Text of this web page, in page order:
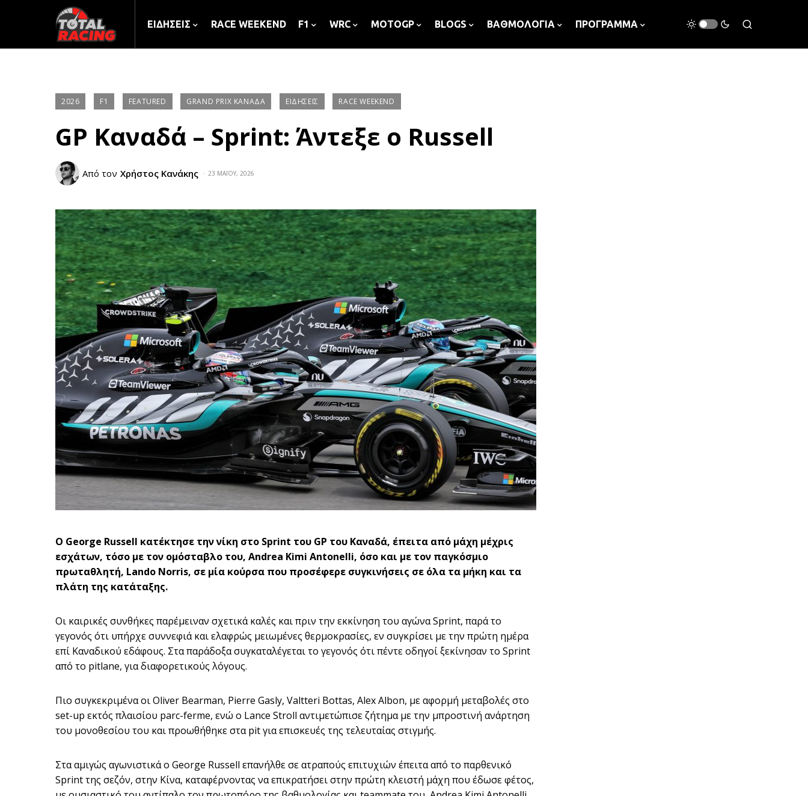
ΕΙΔΉΣΕΙΣ RACE WEEKEND F1 WRC MOTOGP BLOGS ΒΑΘΜΟΛΟΓΙΑ ΠΡΟΓΡΑΜΜΑ
2026 F1 FEATURED GRAND PRIX ΚΑΝΑΔΆ ΕΙΔΉΣΕΙΣ RACE WEEKEND
GP Καναδά – Sprint: Άντεξε ο Russell
Από τον Χρήστος Κανάκης 23 ΜΑΪ́ΟΥ, 2026
O George Russell κατέκτησε την νίκη στο Sprint του GP του Καναδά, έπειτα από μάχη μέχρις
εσχάτων, τόσο με τον ομόσταβλο του, Andrea Kimi Antonelli, όσο και με τον παγκόσμιο
πρωταθλητή, Lando Norris, σε μία κούρσα που προσέφερε συγκινήσεις σε όλα τα μήκη και τα
πλάτη της κατάταξης.
Οι καιρικές συνθήκες παρέμειναν σχετικά καλές και πριν την εκκίνηση του αγώνα Sprint, παρά το
γεγονός ότι υπήρχε συννεφιά και ελαφρώς μειωμένες θερμοκρασίες, εν συγκρίσει με την πρώτη ημέρα
επί Καναδικού εδάφους. Στα παράδοξα συγκαταλέγεται το γεγονός ότι πέντε οδηγοί ξεκίνησαν το Sprint
από το pitlane, για διαφορετικούς λόγους.
Πιο συγκεκριμένα οι Oliver Bearman, Pierre Gasly, Valtteri Bottas, Alex Albon, με αφορμή μεταβολές στο
set-up εκτός πλαισίου parc-ferme, ενώ ο Lance Stroll αντιμετώπισε ζήτημα με την μπροστινή ανάρτηση
του μονοθεσίου του και προωθήθηκε στα pit για επισκευές της τελευταίας στιγμής.
Στα αμιγώς αγωνιστικά ο George Russell επανήλθε σε ατραπούς επιτυχιών έπειτα από το παρθενικό
Sprint της σεζόν, στην Κίνα, καταφέρνοντας να επικρατήσει στην πρώτη κλειστή μάχη που έδωσε φέτος,